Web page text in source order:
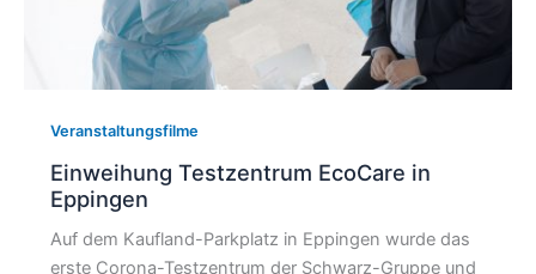
Veranstaltungsfilme
Einweihung Testzentrum EcoCare in
Eppingen
Auf dem Kaufland-Parkplatz in Eppingen wurde das
erste Corona-Testzentrum der Schwarz-Gruppe und